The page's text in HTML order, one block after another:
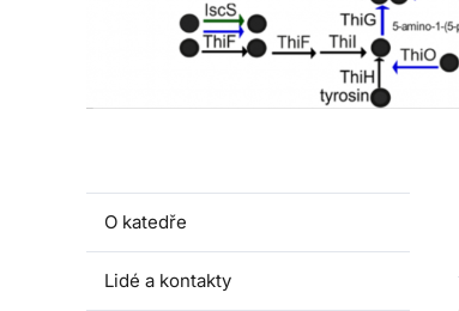
O katedře
Lidé a kontakty